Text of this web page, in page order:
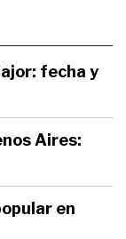
fecha y
Aires:
en